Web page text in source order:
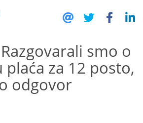
smo o
plaća za 12 posto,
odgovor